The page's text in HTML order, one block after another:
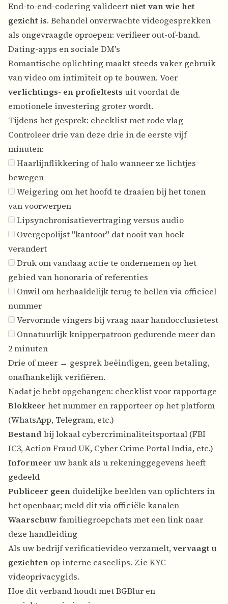
End-to-end-codering valideert niet van wie het
gezicht is. Behandel onverwachte videogesprekken
als ongevraagde oproepen: verifieer out-of-band.
Dating-apps en sociale DM's
Romantische oplichting maakt steeds vaker gebruik
van video om intimiteit op te bouwen. Voer
verlichtings- en profieltests uit voordat de
emotionele investering groter wordt.
Tijdens het gesprek: checklist met rode vlag
Controleer drie van deze drie in de eerste vijf
minuten:
Haarlijnflikkering of halo wanneer ze lichtjes
bewegen
Weigering om het hoofd te draaien bij het tonen
van voorwerpen
Lipsynchronisatievertraging versus audio
Overgepolijst "kantoor" dat nooit van hoek
verandert
Druk om vandaag actie te ondernemen op het
gebied van honoraria of referenties
Onwil om herhaaldelijk terug te bellen via officieel
nummer
Vervormde vingers bij vraag naar handocclusietest
Onnatuurlijk knipperpatroon gedurende meer dan
2 minuten
Drie of meer → gesprek beëindigen, geen betaling,
onafhankelijk verifiëren.
Nadat je hebt opgehangen: checklist voor rapportage
Blokkeer het nummer en rapporteer op het platform
(WhatsApp, Telegram, etc.)
Bestand bij lokaal cybercriminaliteitsportaal (FBI
IC3, Action Fraud UK, Cyber Crime Portal India, etc.)
Informeer uw bank als u rekeninggegevens heeft
gedeeld
Publiceer geen duidelijke beelden van oplichters in
het openbaar; meld dit via officiële kanalen
Waarschuwfamiliegroepchats met een link naar
deze handleiding
Als uw bedrijf verificatievideo verzamelt,vervaagt u
gezichten op interne caseclips. Zie KYC
videoprivacygids.
Hoe dit verband houdt met BGBlur en